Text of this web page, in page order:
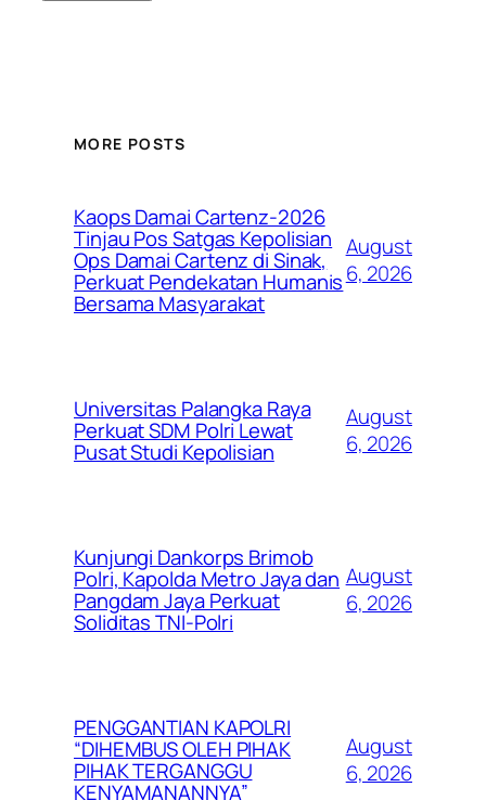
MORE POSTS
Kaops Damai Cartenz-2026
Tinjau Pos Satgas Kepolisian
Ops Damai Cartenz di Sinak,
Perkuat Pendekatan Humanis
Bersama Masyarakat
August
6, 2026
Universitas Palangka Raya
Perkuat SDM Polri Lewat
Pusat Studi Kepolisian
August
6, 2026
Kunjungi Dankorps Brimob
Polri, Kapolda Metro Jaya dan
Pangdam Jaya Perkuat
Soliditas TNI-Polri
August
6, 2026
PENGGANTIAN KAPOLRI
“DIHEMBUS OLEH PIHAK
PIHAK TERGANGGU
KENYAMANANNYA”
August
6, 2026